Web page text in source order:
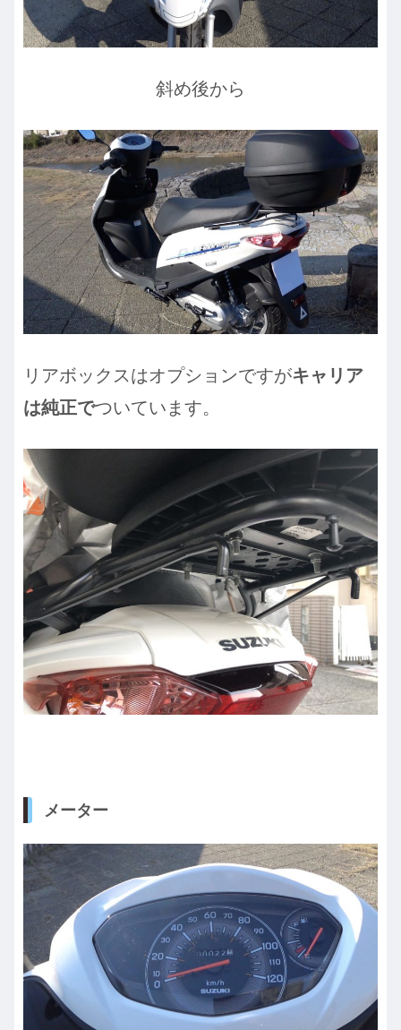
斜め後から
リアボックスはオプションですがキャリア
は純正でついています。
メーター